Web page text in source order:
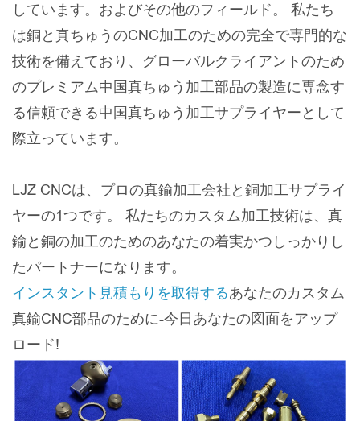
しています。およびその他のフィールド。 私たち
は銅と真ちゅうのCNC加工のための完全で専門的な
技術を備えており、グローバルクライアントのため
のプレミアム中国真ちゅう加工部品の製造に専念す
る信頼できる中国真ちゅう加工サプライヤーとして
際立っています。
LJZ CNCは、プロの真鍮加工会社と銅加工サプライ
ヤーの1つです。 私たちのカスタム加工技術は、真
鍮と銅の加工のためのあなたの着実かつしっかりし
たパートナーになります。
インスタント見積もりを取得するあなたのカスタム
真鍮CNC部品のために-今日あなたの図面をアップ
ロード!